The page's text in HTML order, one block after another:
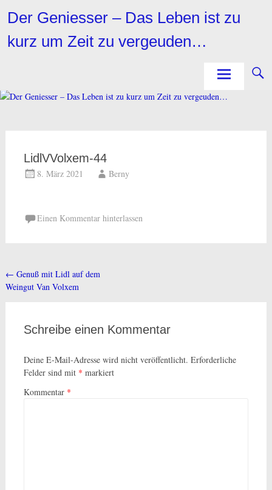
InhaltDer Geniesser – Das Leben ist zu
kurz um Zeit zu vergeuden…
LidlVVolxem-44
8. März 2021 Berny
Einen Kommentar hinterlassen
Beitragsnavigation
← Genuß mit Lidl auf dem
Weingut Van Volxem
Schreibe einen Kommentar
Deine E-Mail-Adresse wird nicht veröffentlicht. Erforderliche
Felder sind mit * markiert
Kommentar *